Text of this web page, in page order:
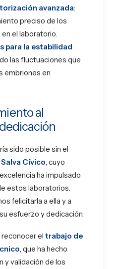
avanzada:
preciso de los
el laboratorio.
para la estabilidad
las fluctuaciones que
embriones en
al
sido posible sin el
Salva Cívico , cuyo
ha impulsado
estos laboratorios.
felicitarla a ella y a
esfuerzo y dedicación.
el trabajo de
, que ha hecho
y validación de los